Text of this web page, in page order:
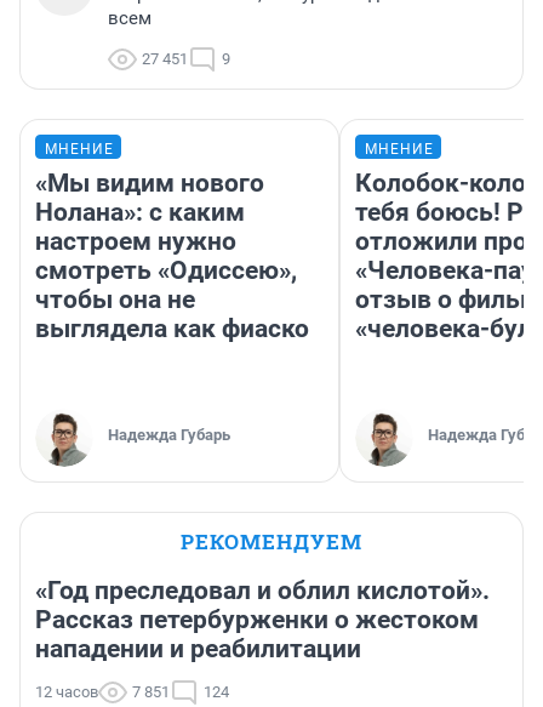
всем
27 451 9
МНЕНИЕ
«Мы видим нового
Нолана»: с каким
настроем нужно
смотреть «Одиссею»,
чтобы она не
выглядела как фиаско
Надежда Губарь
МНЕНИЕ
Колобок-
тебя боюсь!
отложили
«Человека-
отзыв о
«человека-
Надежда
РЕКОМЕНДУЕМ
«Год преследовал и облил кислотой».
Рассказ петербурженки о жестоком
нападении и реабилитации
12 часов 7 851 124